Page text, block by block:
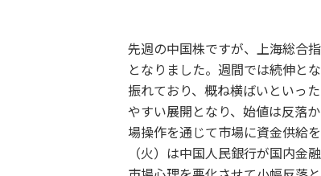
先週の中国株ですが、上海総合
となりました。週間では続伸と
振れており、概ね横ばいといっ
やすい展開となり、始値は反落
場操作を通じて市場に資金供給
（火）は中国人民銀行が国内金